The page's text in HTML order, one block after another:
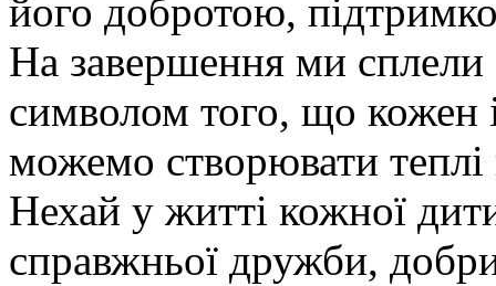
його добротою,
На завершення ми
символом того, що кожен
можемо створювати теплі
Нехай у житті кожної
справжньої дружби,